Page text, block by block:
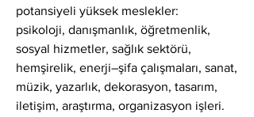
potansiyeli yüksek meslekler:
psikoloji, danışmanlık, öğretmenlik,
sosyal hizmetler, sağlık sektörü,
hemşirelik, enerji–şifa çalışmaları, sanat,
müzik, yazarlık, dekorasyon, tasarım,
iletişim, araştırma, organizasyon işleri.